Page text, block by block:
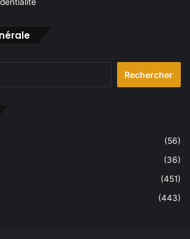
(56)
(36)
(451)
(443)